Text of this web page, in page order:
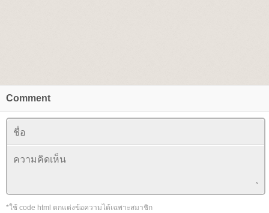
Comment
*ใช้ code html ตกแต่งข้อความได้เฉพาะสมาชิก